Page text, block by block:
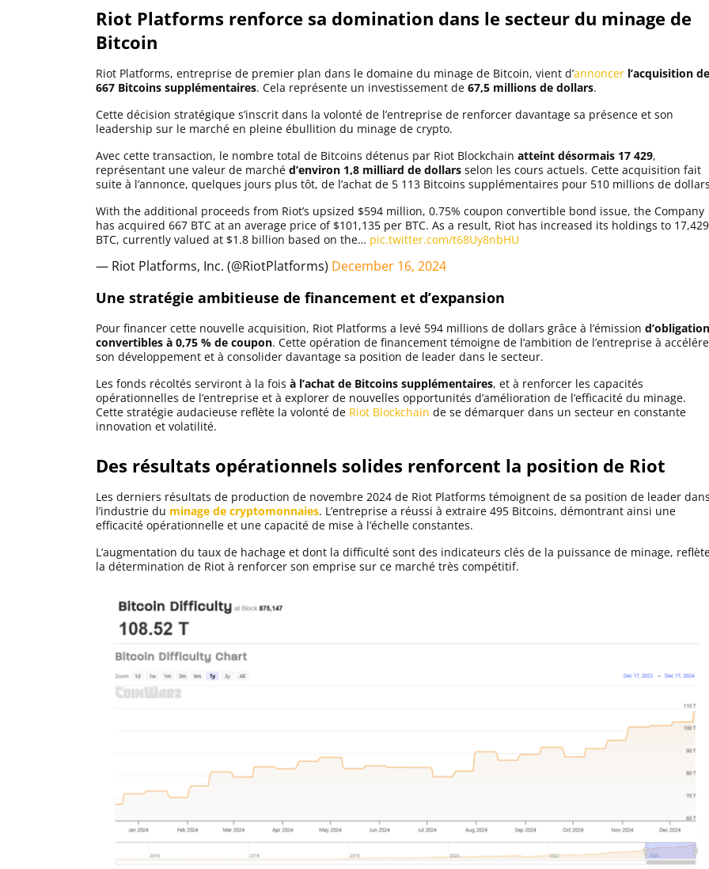
Binance Coin (BNB)
Trading
Meilleur Broker
Indicateurs techniques
Investir
Meilleures plateformes
Meilleurs wallets
Riot Platforms renforce sa domination dans le secteur du minage de
Bitcoin
Riot Platforms, entreprise de premier plan dans le domaine du minage de Bitcoin, vient d’annoncer l’acquisition de
667 Bitcoins supplémentaires. Cela représente un investissement de 67,5 millions de dollars.
Cette décision stratégique s’inscrit dans la volonté de l’entreprise de renforcer davantage sa présence et son
leadership sur le marché en pleine ébullition du minage de crypto.
Avec cette transaction, le nombre total de Bitcoins détenus par Riot Blockchain atteint désormais 17 429,
représentant une valeur de marché d’environ 1,8 milliard de dollars selon les cours actuels. Cette acquisition fait
suite à l’annonce, quelques jours plus tôt, de l’achat de 5 113 Bitcoins supplémentaires pour 510 millions de
With the additional proceeds from Riot’s upsized $594 million, 0.75% coupon convertible bond issue, the Company
has acquired 667 BTC at an average price of $101,135 per BTC. As a result, Riot has increased its holdings to 17,429
BTC, currently valued at $1.8 billion based on the… pic.twitter.com/t68Uy8nbHU
— Riot Platforms, Inc. (@RiotPlatforms) December 16, 2024
Une stratégie ambitieuse de financement et d’expansion
Pour financer cette nouvelle acquisition, Riot Platforms a levé 594 millions de dollars grâce à l’émission
convertibles à 0,75 % de coupon. Cette opération de financement témoigne de l’ambition de l’entreprise à
son développement et à consolider davantage sa position de leader dans le secteur.
Les fonds récoltés serviront à la fois à l’achat de Bitcoins supplémentaires, et à renforcer les capacités
opérationnelles de l’entreprise et à explorer de nouvelles opportunités d’amélioration de l’efficacité du minage.
Cette stratégie audacieuse reflète la volonté de Riot Blockchain de se démarquer dans un secteur en constante
innovation et volatilité.
Des résultats opérationnels solides renforcent la position de Riot
Les derniers résultats de production de novembre 2024 de Riot Platforms témoignent de sa position de leader dans
l’industrie du minage de cryptomonnaies. L’entreprise a réussi à extraire 495 Bitcoins, démontrant ainsi une
efficacité opérationnelle et une capacité de mise à l’échelle constantes.
L’augmentation du taux de hachage et dont la difficulté sont des indicateurs clés de la puissance de minage,
la détermination de Riot à renforcer son emprise sur ce marché très compétitif.